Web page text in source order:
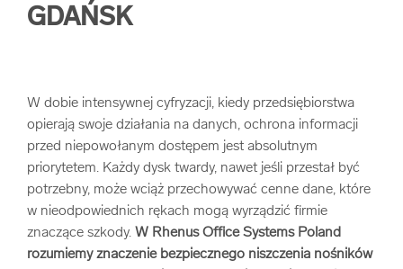
Niszczenie nośników informacji arrow_forward
Archiwizowanie dokumentów
Przechowywanie dokumentacji
Usługi digitalizacjyjne arrow_forward
GDAŃSK
W dobie intensywnej cyfryzacji, kiedy przedsiębiorstwa
opierają swoje działania na danych, ochrona informacji
przed niepowołanym dostępem jest absolutnym
priorytetem. Każdy dysk twardy, nawet jeśli przestał być
potrzebny, może wciąż przechowywać cenne dane, które
w nieodpowiednich rękach mogą wyrządzić firmie
znaczące szkody. W Rhenus Office Systems Poland
rozumiemy znaczenie bezpiecznego niszczenia nośników